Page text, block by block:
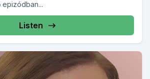
Listen